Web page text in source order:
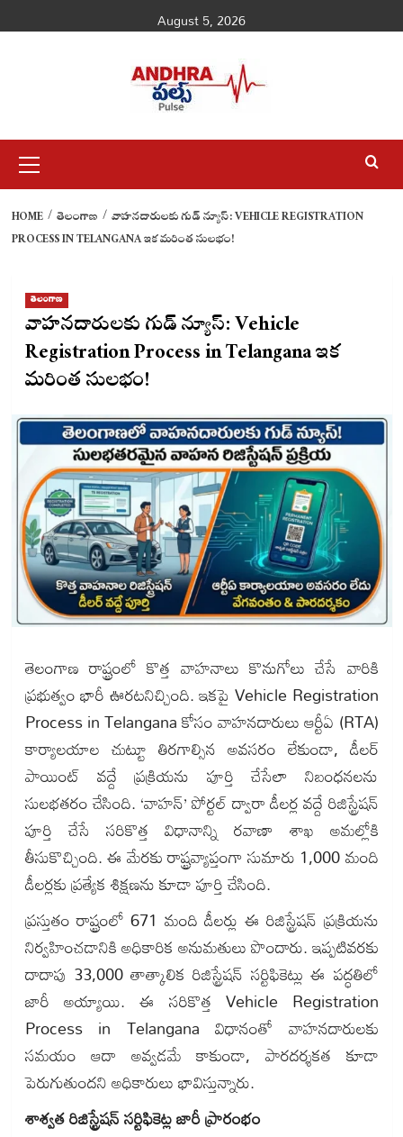
to
August 5, 2026
Menu
HOME తెలంగాణ
వాహనదారులకు గుడ్ న్యూస్: VEHICLE REGISTRATION
PROCESS IN TELANGANA ఇక మరింత సులభం!
తెలంగాణ
వాహనదారులకు గుడ్ న్యూస్: Vehicle
Registration Process in Telangana ఇక
మరింత సులభం!
తెలంగాణ రాష్ట్రంలో కొత్త వాహనాలు కొనుగోలు చేసే వారికి
ప్రభుత్వం భారీ ఊరటనిచ్చింది. ఇకపై Vehicle Registration
Process in Telangana కోసం వాహనదారులు ఆర్టీఏ (RTA)
కార్యాలయాల చుట్టూ తిరగాల్సిన అవసరం లేకుండా, డీలర్
పాయింట్ వద్దే ప్రక్రియను పూర్తి చేసేలా నిబంధనలను
సులభతరం చేసింది. ‘వాహన్’ పోర్టల్ ద్వారా డీలర్ల వద్దే రిజిస్ట్రేషన్
పూర్తి చేసే సరికొత్త విధానాన్ని రవాణా శాఖ అమల్లోకి
తీసుకొచ్చింది. ఈ మేరకు రాష్ట్రవ్యాప్తంగా సుమారు 1,000 మంది
డీలర్లకు ప్రత్యేక శిక్షణను కూడా పూర్తి చేసింది.
ప్రస్తుతం రాష్ట్రంలో 671 మంది డీలర్లు ఈ రిజిస్ట్రేషన్ ప్రక్రియను
నిర్వహించడానికి అధికారిక అనుమతులు పొందారు. ఇప్పటివరకు
దాదాపు 33,000 తాత్కాలిక రిజిస్ట్రేషన్ సర్టిఫికెట్లు ఈ పద్ధతిలో
జారీ అయ్యాయి. ఈ సరికొత్త Vehicle Registration
Process in Telangana విధానంతో వాహనదారులకు
సమయం ఆదా అవ్వడమే కాకుండా, పారదర్శకత కూడా
పెరుగుతుందని అధికారులు భావిస్తున్నారు.
శాశ్వత రిజిస్ట్రేషన్ సర్టిఫికెట్ల జారీ ప్రారంభం